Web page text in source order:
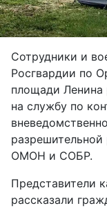
Сотрудники и
Росгвардии по
площади Ленина
на службу по
разрешительной
ОМОН и СОБР.
Представители
рассказали